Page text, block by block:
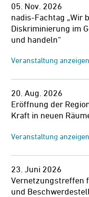
05. Nov. 2026
nadis-Fachtag „Wir
Diskriminierung im
und handeln“
Veranstaltung
20. Aug. 2026
Eröffnung der
Kraft in neuen
Veranstaltung
23. Juni 2026
Vernetzungstreffen
und